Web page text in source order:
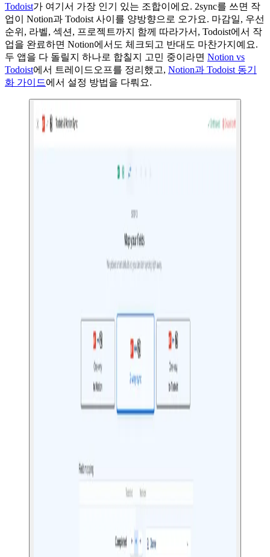
Todoist가 여기서 가장 인기 있는 조합이에요. 2sync를 쓰면 작
업이 Notion과 Todoist 사이를 양방향으로 오가요. 마감일, 우선
순위, 라벨, 섹션, 프로젝트까지 함께 따라가서, Todoist에서 작
업을 완료하면 Notion에서도 체크되고 반대도 마찬가지예요.
두 앱을 다 돌릴지 하나로 합칠지 고민 중이라면 Notion vs
Todoist에서 트레이드오프를 정리했고, Notion과 Todoist 동기
화 가이드에서 설정 방법을 다뤄요.